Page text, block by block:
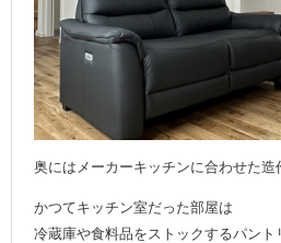
奥にはメーカーキッチンに合わせた造
かつてキッチン室だった部屋は
冷蔵庫や食料品をストックするパント